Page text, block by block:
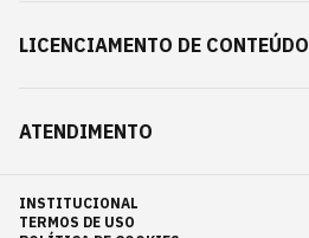
LICENCIAMENTO DE CONTEÚDO
ATENDIMENTO
INSTITUCIONAL
TERMOS DE USO